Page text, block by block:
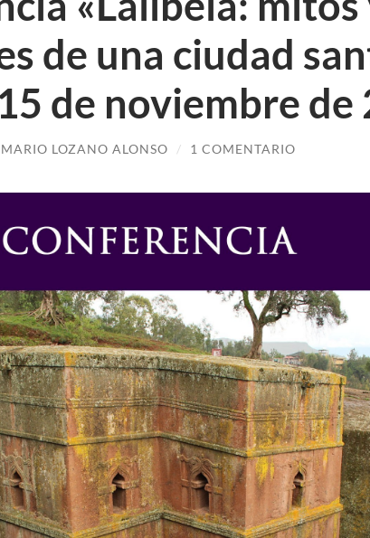
de una ciudad
de noviembre de
MARIO LOZANO ALONSO / 1 COMENTARIO